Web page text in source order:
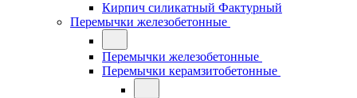
Кирпич силикатный Фактурный
Перемычки железобетонные
Перемычки железобетонные
Перемычки керамзитобетонные